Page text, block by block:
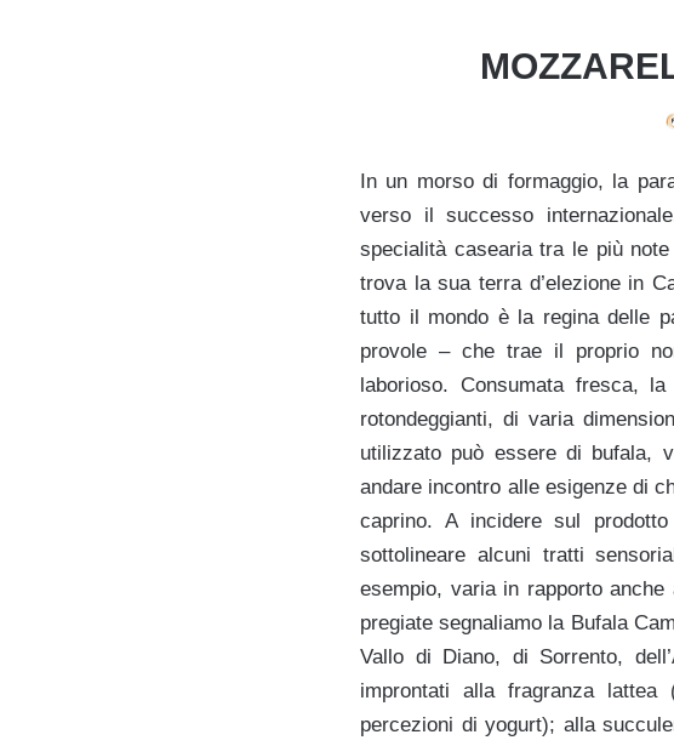
In un morso di formaggio, la
verso il successo
specialità casearia tra le più
trova la sua terra d’elezione in
tutto il mondo è la regina delle
provole – che trae il proprio
laborioso. Consumata fresca,
rotondeggianti, di varia
utilizzato può essere di bufala,
andare incontro alle esigenze di
caprino. A incidere sul
sottolineare alcuni tratti
esempio, varia in rapporto
pregiate segnaliamo la Bufala
Vallo di Diano, di Sorrento,
improntati alla fragranza
percezioni di yogurt); alla